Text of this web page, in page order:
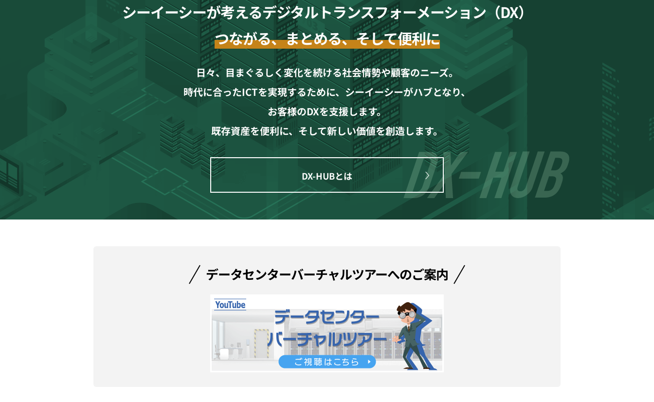
シーイーシーが考えるデジタルトランスフォーメーション（DX）
つながる、まとめる、そして便利に
日々、目まぐるしく変化を続ける社会情勢や顧客のニーズ。
時代に合ったICTを実現するために、シーイーシーがハブとなり、
お客様のDXを支援します。
既存資産を便利に、そして新しい価値を創造します。
DX-HUBとは
データセンターバーチャルツアーへのご案内